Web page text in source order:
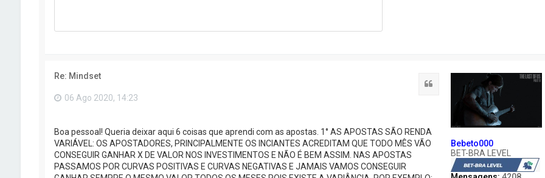
Bebeto000
BET-BRA LEVEL
Re: Mindset
06 Ago 2020, 14:23
Boa pessoal! Queria deixar aqui 6 coisas que aprendi com as apostas. 1° AS APOSTAS SÃO RENDA
VARIÁVEL: OS APOSTADORES, PRINCIPALMENTE OS INCIANTES ACREDITAM QUE TODO MÊS VÃO
CONSEGUIR GANHAR X DE VALOR NOS INVESTIMENTOS E NÃO É BEM ASSIM. NAS APOSTAS
PASSAMOS POR CURVAS POSITIVAS E CURVAS NEGATIVAS E JAMAIS VAMOS CONSEGUIR